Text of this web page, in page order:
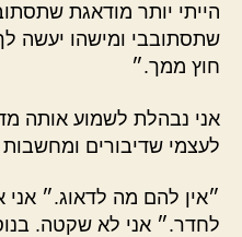
הייתי יותר מודאגת
שתסתובבי ומישהו יעשה
חוץ ממך.״
אני נבהלת לשמוע אותה
לעצמי שדיבורים ומחשבות
״אין להם מה לדאוג.״ אני
לחדר.״ אני לא שקטה.